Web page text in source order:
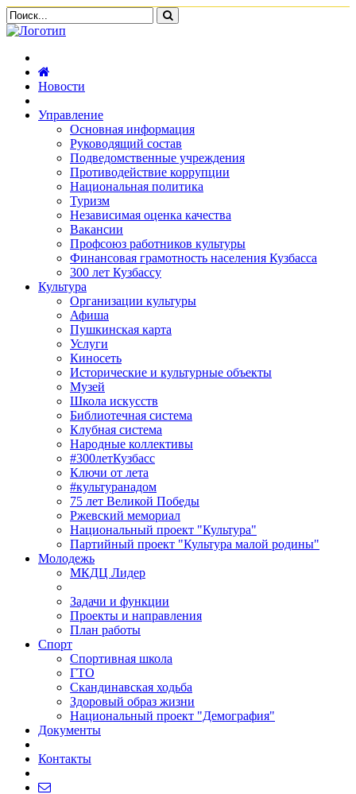
Новости
Управление
Основная информация
Руководящий состав
Подведомственные учреждения
Противодействие коррупции
Национальная политика
Туризм
Независимая оценка качества
Вакансии
Профсоюз работников культуры
Финансовая грамотность населения Кузбасса
300 лет Кузбассу
Культура
Организации культуры
Афиша
Пушкинская карта
Услуги
Киносеть
Исторические и культурные объекты
Музей
Школа искусств
Библиотечная система
Клубная система
Народные коллективы
#300летКузбасс
Ключи от лета
#культуранадом
75 лет Великой Победы
Ржевский мемориал
Национальный проект "Культура"
Партийный проект "Культура малой родины"
Молодежь
МКДЦ Лидер
Задачи и функции
Проекты и направления
План работы
Спорт
Спортивная школа
ГТО
Скандинавская ходьба
Здоровый образ жизни
Национальный проект "Демография"
Документы
Контакты